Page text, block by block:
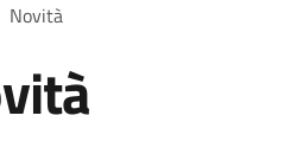
Novità